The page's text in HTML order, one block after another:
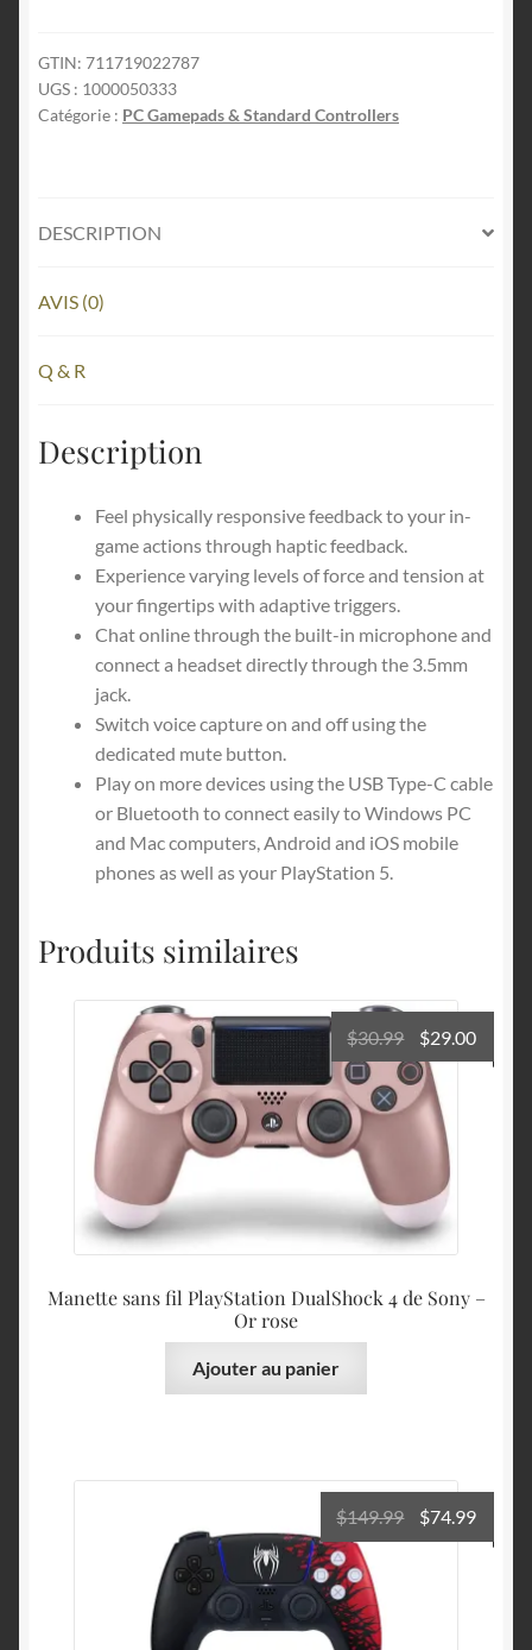
Controller
-
Chroma
GTIN: 711719022787
UGS : 1000050333
Catégorie : PC Gamepads & Standard Controllers
DESCRIPTION
AVIS (0)
Q & R
Description
Feel physically responsive feedback to your in-
game actions through haptic feedback.
Experience varying levels of force and tension at
your fingertips with adaptive triggers.
Chat online through the built-in microphone and
connect a headset directly through the 3.5mm
jack.
Switch voice capture on and off using the
dedicated mute button.
Play on more devices using the USB Type-C cable
or Bluetooth to connect easily to Windows PC
and Mac computers, Android and iOS mobile
phones as well as your PlayStation 5.
Produits similaires
Manette sans fil PlayStation DualShock 4 de Sony –
Or rose
$30.99
Le
prix
initial
était :
$30.99.
$29.00Le
prix
Ajouter au panier
$149.99
Le
prix
$74.99Le
prix